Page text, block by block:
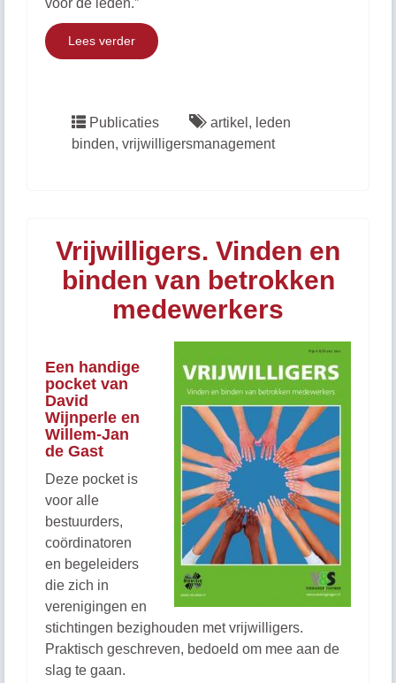
voor de leden.”
Lees verder
Publicaties artikel , leden
binden, vrijwilligersmanagement
Vrijwilligers. Vinden en
binden van betrokken
medewerkers
Een handige
pocket van
David
Wijnperle en
Willem-Jan
de Gast
Deze pocket is
voor alle
bestuurders,
coördinatoren
en begeleiders
die zich in
verenigingen en
stichtingen bezighouden met vrijwilligers.
Praktisch geschreven, bedoeld om mee aan de
slag te gaan.